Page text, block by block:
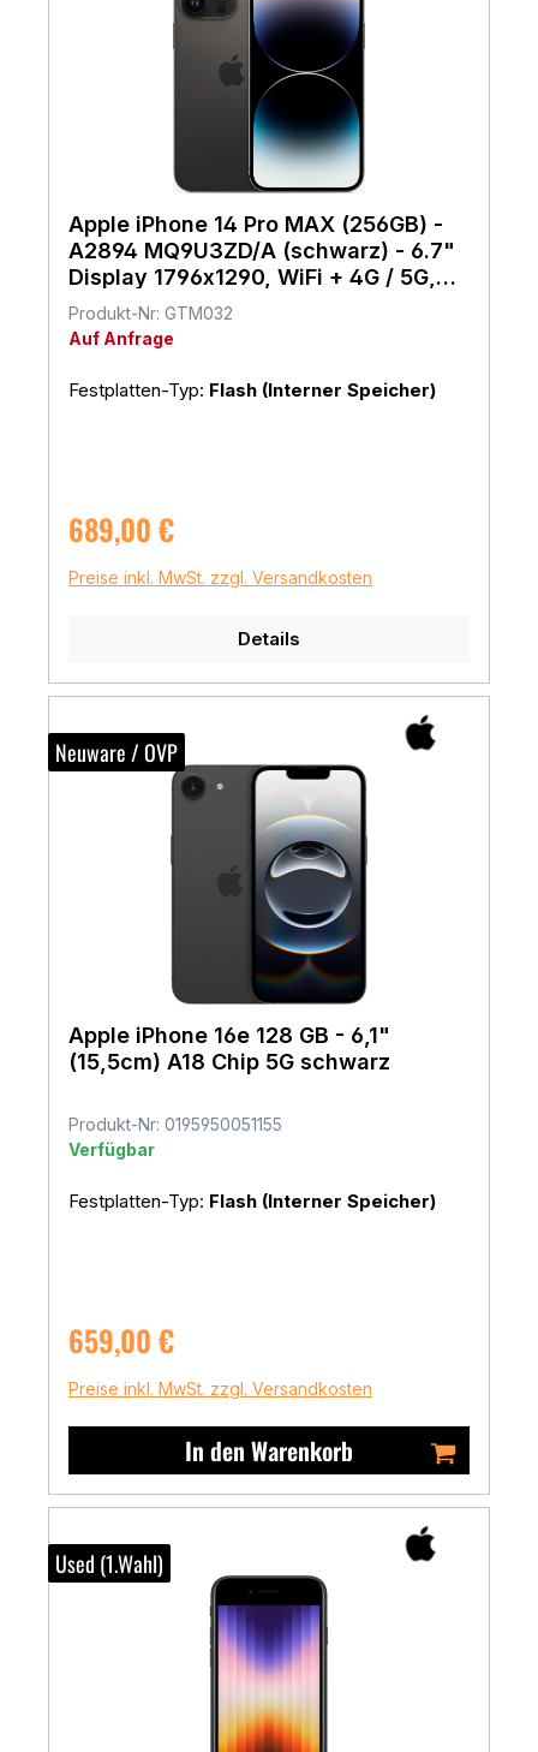
Apple iPhone 14 Pro MAX (256GB) -
A2894 MQ9U3ZD/A (schwarz) - 6.7"
Display 1796x1290, WiFi + 4G / 5G,
iOS
Produkt-Nr: GTM032
Auf Anfrage
Festplatten-Typ: Flash (Interner Speicher)
Regulärer Preis:
689,00 €
Preise inkl. MwSt. zzgl. Versandkosten
Details
Neuware / OVP
Apple iPhone 16e 128 GB - 6,1"
(15,5cm) A18 Chip 5G schwarz
Produkt-Nr: 0195950051155
Verfügbar
Festplatten-Typ: Flash (Interner Speicher)
Regulärer Preis:
659,00 €
Preise inkl. MwSt. zzgl. Versandkosten
In den Warenkorb
Used (1.Wahl)